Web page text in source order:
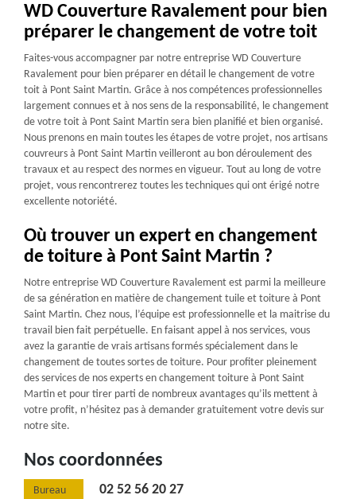
WD Couverture Ravalement pour bien
préparer le changement de votre toit
Faites-vous accompagner par notre entreprise WD Couverture
Ravalement pour bien préparer en détail le changement de votre
toit à Pont Saint Martin. Grâce à nos compétences professionnelles
largement connues et à nos sens de la responsabilité, le changement
de votre toit à Pont Saint Martin sera bien planifié et bien organisé.
Nous prenons en main toutes les étapes de votre projet, nos artisans
couvreurs à Pont Saint Martin veilleront au bon déroulement des
travaux et au respect des normes en vigueur. Tout au long de votre
projet, vous rencontrerez toutes les techniques qui ont érigé notre
excellente notoriété.
Où trouver un expert en changement
de toiture à Pont Saint Martin ?
Notre entreprise WD Couverture Ravalement est parmi la meilleure
de sa génération en matière de changement tuile et toiture à Pont
Saint Martin. Chez nous, l’équipe est professionnelle et la maitrise du
travail bien fait perpétuelle. En faisant appel à nos services, vous
avez la garantie de vrais artisans formés spécialement dans le
changement de toutes sortes de toiture. Pour profiter pleinement
des services de nos experts en changement toiture à Pont Saint
Martin et pour tirer parti de nombreux avantages qu’ils mettent à
votre profit, n’hésitez pas à demander gratuitement votre devis sur
notre site.
Nos coordonnées
Bureau 02 52 56 20 27